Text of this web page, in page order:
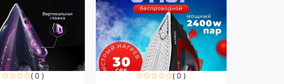
( 0 ) ( 0 )